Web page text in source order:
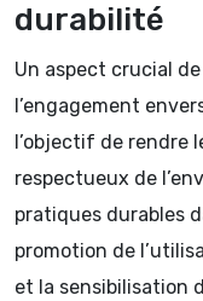
durabilité
Un aspect crucial
l’engagement
l’objectif de rendre
respectueux de
pratiques durables
promotion de
et la sensibilisation